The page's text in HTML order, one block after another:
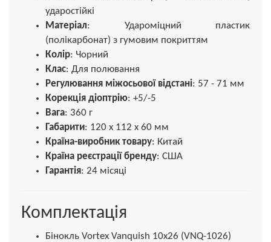
ударостійкі
Матеріал: Удароміцний пластик
(полікарбонат) з гумовим покриттям
Колір: Чорний
Клас: Для полювання
Регулювання міжосьової відстані: 57 - 71 мм
Корекція діоптрію: +5/-5
Вага: 360 г
Габарити: 120 х 112 х 60 мм
Країна-виробник товару: Китай
Країна реєстрації бренду: США
Гарантія: 24 місяці
Комплектація
Бінокль Vortex Vanquish 10x26 (VNQ-1026)